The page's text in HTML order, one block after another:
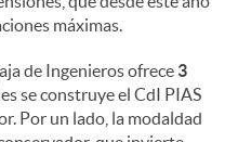
máximas.
de Ingenieros ofrece 3
se construye el CdI PIAS
Por un lado, la modaldad